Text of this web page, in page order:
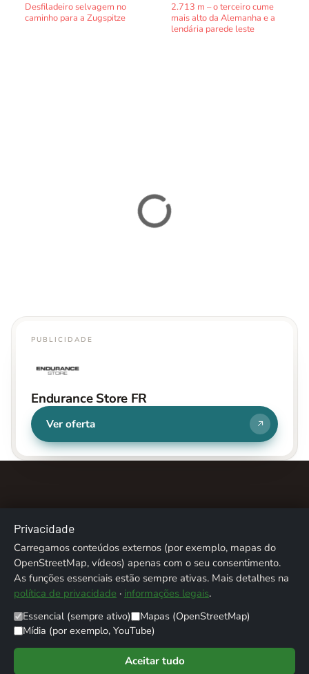
Desfiladeiro selvagem no
caminho para a Zugspitze
2.713 m – o terceiro cume
mais alto da Alemanha e a
lendária parede leste
PUBLICIDADE
Endurance Store FR
Ver oferta
Sobre nós Contacto Ficha técnica
Privacidade
Créditos fotográficos
© 2026 ALPENTREFF · POWERED BY MIKO24 - IT SERVICE
Privacidade
Carregamos conteúdos externos (por exemplo, mapas do
OpenStreetMap, vídeos) apenas com o seu consentimento.
As funções essenciais estão sempre ativas. Mais detalhes na
política de privacidade · informações legais.
Essencial (sempre ativo)
Mapas (OpenStreetMap)
Mídia (por exemplo, YouTube)
Aceitar tudo